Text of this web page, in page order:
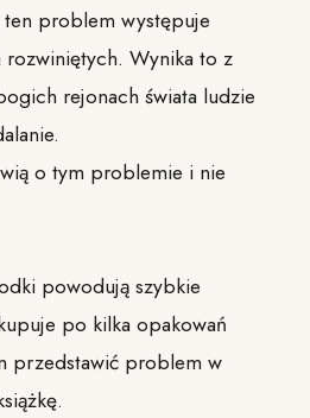
ten problem występuje
rozwiniętych. Wynika to z
rejonach świata ludzie
o tym problemie i nie
powodują szybkie
po kilka opakowań
przedstawić problem w